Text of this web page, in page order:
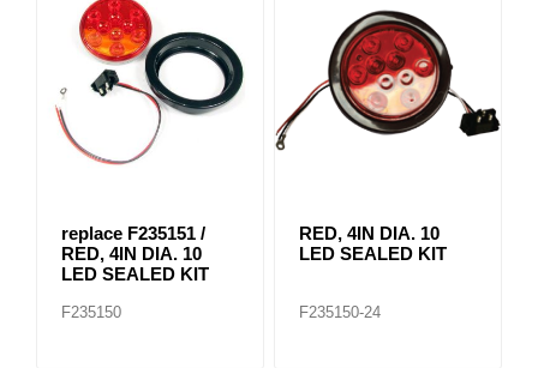
replace F235151 /
RED, 4IN DIA. 10
LED SEALED KIT
F235150
RED, 4IN DIA. 10
LED SEALED KIT
F235150-24